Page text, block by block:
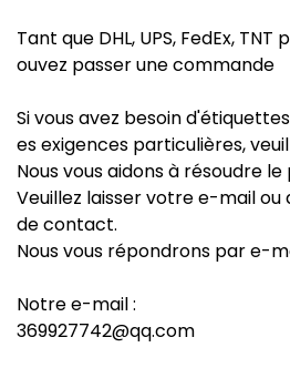
Tant que DHL, UPS, FedEx,
ouvez passer une commande
Si vous avez besoin
es exigences particulières,
Nous vous aidons à résoudre
Veuillez laisser votre e-mail
de contact.
Nous vous répondrons par e-
Notre e-mail :
369927742@qq.com